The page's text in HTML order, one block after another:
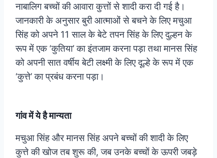
नाबालिग बच्चों की आवारा कुत्तों से शादी करा दी गई है।
जानकारी के अनुसार बुरी आत्माओं से बचने के लिए मचुआ
सिंह को अपने 11 साल के बेटे तपन सिंह के लिए दुल्हन के
रूप में एक ‘कुतिया’ का इंतजाम करना पड़ा तथा मानस सिंह
को अपनी सात वर्षीय बेटी लक्ष्मी के लिए दूल्हे के रूप में एक
‘कुत्ते’ का प्रबंध करना पड़ा।
गांव में ये है मान्यता
मचुआ सिंह और मानस सिंह अपने बच्चों की शादी के लिए
कुत्ते की खोज तब शुरू की, जब उनके बच्चों के ऊपरी जबड़े